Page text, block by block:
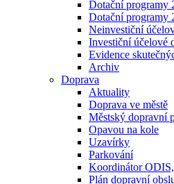
Dotační programy
Dotační programy
Neinvestiční
Investiční účelové
Evidence
Archiv
Doprava
Aktuality
Doprava ve městě
Městský dopravní
Opavou na kole
Uzavírky
Parkování
Koordinátor ODIS,
Plán dopravní